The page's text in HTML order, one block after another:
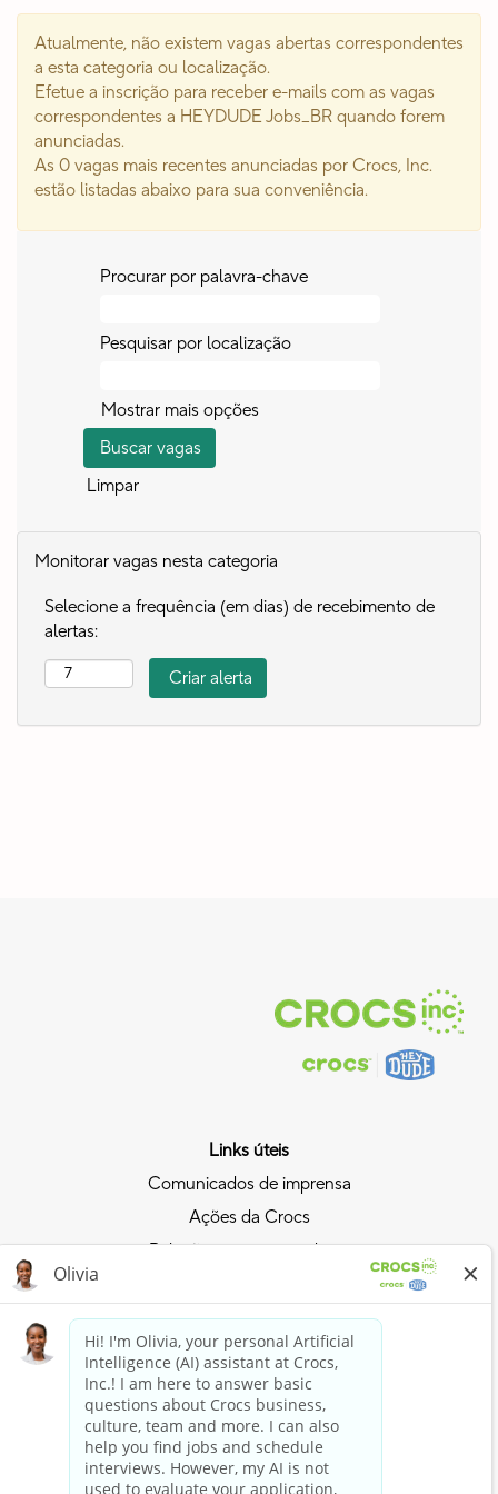
Atualmente, não existem vagas abertas correspondentes
a esta categoria ou localização.
Efetue a inscrição para receber e-mails com as vagas
correspondentes a HEYDUDE Jobs_BR quando forem
anunciadas.
As 0 vagas mais recentes anunciadas por Crocs, Inc.
estão listadas abaixo para sua conveniência.
Procurar por palavra-chave
Pesquisar por localização
Mostrar mais opções
Limpar
Monitorar vagas nesta categoria
Selecione a frequência (em dias) de recebimento de
alertas:
Links úteis
Comunicados de imprensa
Ações da Crocs
Relações com investidores
Entre na onda da Crocs
Entre no Clube Crocs
Compre agora
Comprar Crocs